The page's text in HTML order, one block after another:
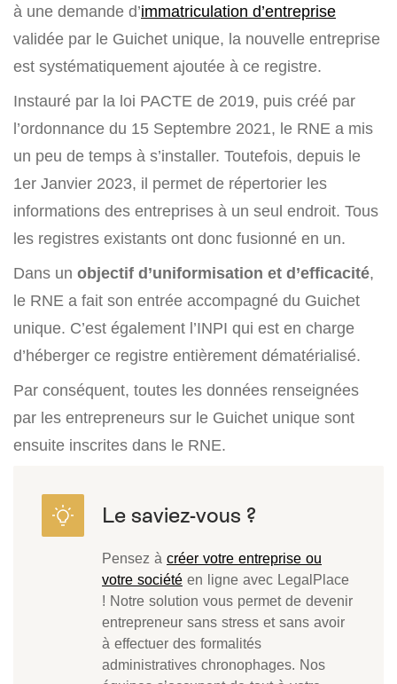
à une demande d’immatriculation d’entreprise
validée par le Guichet unique, la nouvelle entreprise
est systématiquement ajoutée à ce registre.
Instauré par la loi PACTE de 2019, puis créé par
l’ordonnance du 15 Septembre 2021, le RNE a mis
un peu de temps à s’installer. Toutefois, depuis le
1er Janvier 2023, il permet de répertorier les
informations des entreprises à un seul endroit. Tous
les registres existants ont donc fusionné en un.
Dans un objectif d’uniformisation et d’efficacité,
le RNE a fait son entrée accompagné du Guichet
unique. C’est également l’INPI qui est en charge
d’héberger ce registre entièrement dématérialisé.
Par conséquent, toutes les données renseignées
par les entrepreneurs sur le Guichet unique sont
ensuite inscrites dans le RNE.
Pensez à créer votre entreprise ou
votre société en ligne avec LegalPlace
! Notre solution vous permet de devenir
entrepreneur sans stress et sans avoir
à effectuer des formalités
administratives chronophages. Nos